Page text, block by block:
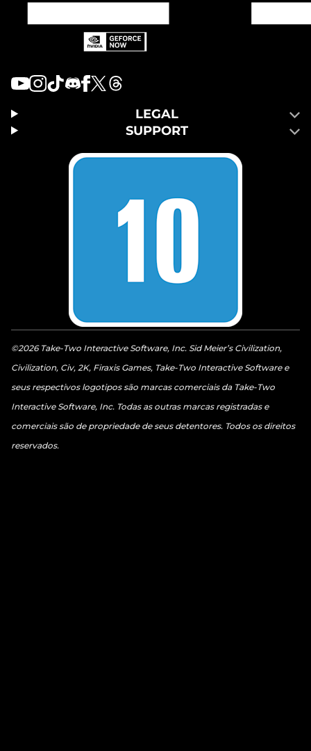
LEGAL
SUPPORT
©2026 Take-Two Interactive Software, Inc. Sid Meier’s Civilization,
Civilization, Civ, 2K, Firaxis Games, Take-Two Interactive Software e
seus respectivos logotipos são marcas comerciais da Take-Two
Interactive Software, Inc. Todas as outras marcas registradas e
comerciais são de propriedade de seus detentores. Todos os direitos
reservados.